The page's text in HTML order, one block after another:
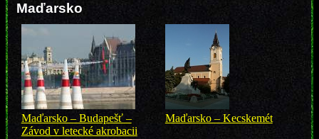
Maďarsko
Maďarsko – Budapešť –
Závod v letecké akrobacii
Maďarsko – Kecskemét